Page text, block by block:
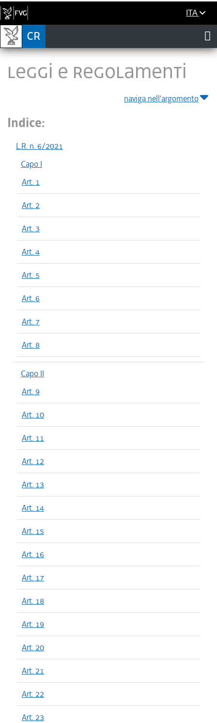
ITA
LEGGI E REGOLAMENTI
naviga nell'argomento
Indice:
L.R. n. 6/2021
Capo I
Art. 1
Art. 2
Art. 3
Art. 4
Art. 5
Art. 6
Art. 7
Art. 8
Capo II
Art. 9
Art. 10
Art. 11
Art. 12
Art. 13
Art. 14
Art. 15
Art. 16
Art. 17
Art. 18
Art. 19
Art. 20
Art. 21
Art. 22
Art. 23